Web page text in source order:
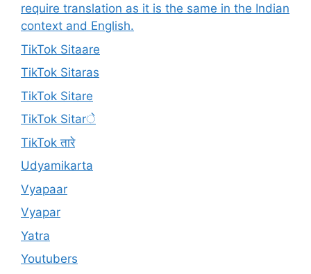
require translation as it is the same in the Indian
context and English.
TikTok Sitaare
TikTok Sitaras
TikTok Sitare
TikTok Sitarे
TikTok तारे
Udyamikarta
Vyapaar
Vyapar
Yatra
Youtubers